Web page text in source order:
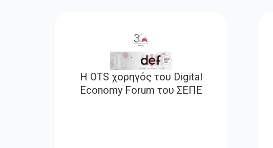
Η OTS χορηγός του Digital
Economy Forum του ΣΕΠΕ